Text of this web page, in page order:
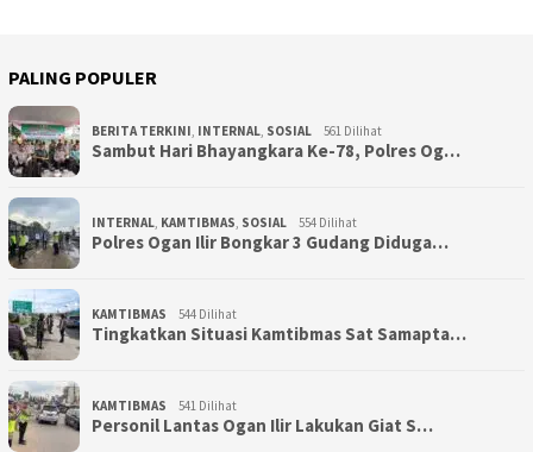
PALING POPULER
BERITA TERKINI, INTERNAL, SOSIAL 561 Dilihat
Sambut Hari Bhayangkara Ke-78, Polres Og…
INTERNAL, KAMTIBMAS, SOSIAL 554 Dilihat
Polres Ogan Ilir Bongkar 3 Gudang Diduga…
KAMTIBMAS 544 Dilihat
Tingkatkan Situasi Kamtibmas Sat Samapta…
KAMTIBMAS 541 Dilihat
Personil Lantas Ogan Ilir Lakukan Giat S…